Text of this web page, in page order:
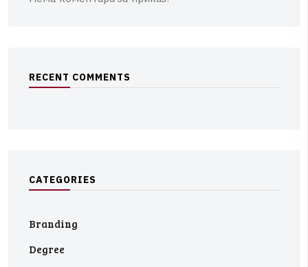
RECENT COMMENTS
CATEGORIES
Branding
Degree